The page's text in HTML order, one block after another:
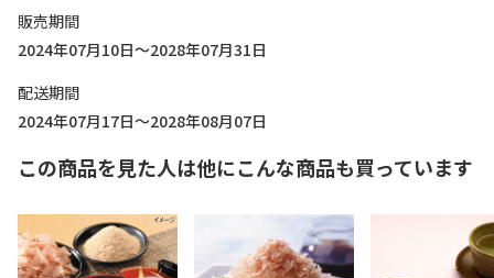
販売期間
2024年07月10日～2028年07月31日
配送期間
2024年07月17日～2028年08月07日
この商品を見た人は他にこんな商品も買っています